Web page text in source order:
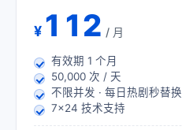
¥ 112 / 月
有效期 1 个月
50,000 次 / 天
不限并发 · 每日热剧秒替换
7×24 技术支持